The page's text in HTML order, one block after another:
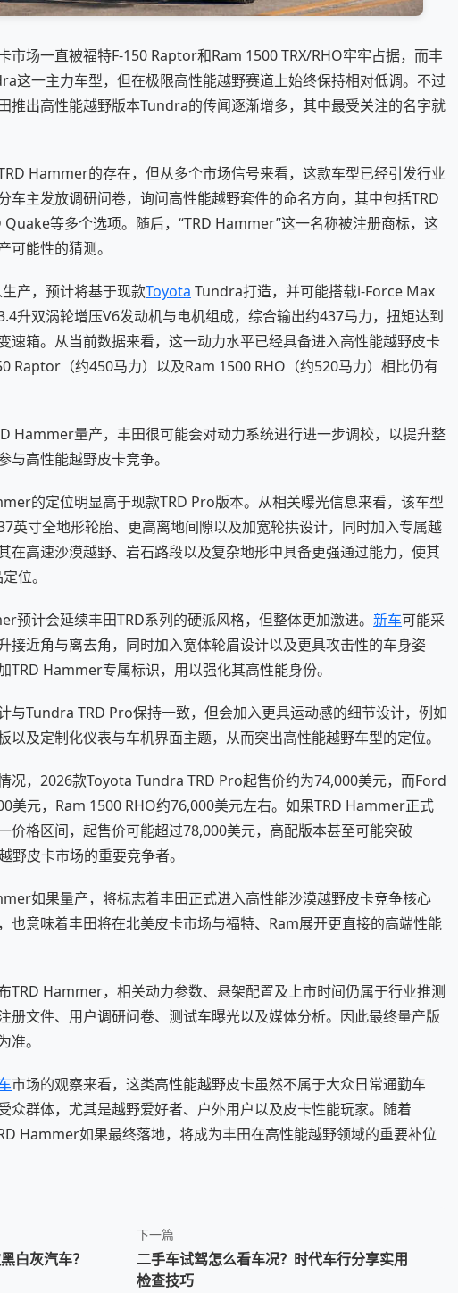
市场一直被福特F-150 Raptor和Ram 1500 TRX/RHO牢牢占据，而丰
这一主力车型，但在极限高性能越野赛道上始终保持相对低调。不过
推出高性能越野版本Tundra的传闻逐渐增多，其中最受关注的名字就
Hammer的存在，但从多个市场信号来看，这款车型已经引发行业
车主发放调研问卷，询问高性能越野套件的命名方向，其中包括TRD
等多个选项。随后，“TRD Hammer”这一名称被注册商标，这
可能性的猜测。
产，预计将基于现款Toyota Tundra打造，并可能搭载i-Force Max
升双涡轮增压V6发动机与电机组成，综合输出约437马力，扭矩达到
速箱。从当前数据来看，这一动力水平已经具备进入高性能越野皮卡
Raptor（约450马力）以及Ram 1500 RHO（约520马力）相比仍有
Hammer量产，丰田很可能会对动力系统进行进一步调校，以提升整
高性能越野皮卡竞争。
的定位明显高于现款TRD Pro版本。从相关曝光信息来看，该车型
英寸全地形轮胎、更高离地间隙以及加宽轮拱设计，同时加入专属越
在高速沙漠越野、岩石路段以及复杂地形中具备更强通过能力，使其
位。
预计会延续丰田TRD系列的硬派风格，但整体更加激进。 新车可能采
接近角与离去角，同时加入宽体轮眉设计以及更具攻击性的车身姿
TRD Hammer专属标识，用以强化其高性能身份。
与Tundra TRD Pro保持一致，但会加入更具运动感的细节设计，例如
以及定制化仪表与车机界面主题，从而突出高性能越野车型的定位。
况，2026款Toyota Tundra TRD Pro起售价约为74,000美元，而Ford
美元，Ram 1500 RHO约76,000美元左右。如果TRD Hammer正式
价格区间，起售价可能超过78,000美元，高配版本甚至可能突破
野皮卡市场的重要竞争者。
如果量产，将标志着丰田正式进入高性能沙漠越野皮卡竞争核心
也意味着丰田将在北美皮卡市场与福特、Ram展开更直接的高端性能
TRD Hammer，相关动力参数、悬架配置及上市时间仍属于行业推测
册文件、用户调研问卷、测试车曝光以及媒体分析。因此最终量产版
准。
市场的观察来看，这类高性能越野皮卡虽然不属于大众日常通勤车
众群体，尤其是越野爱好者、户外用户以及皮卡性能玩家。随着
Hammer如果最终落地，将成为丰田在高性能越野领域的重要补位
白灰汽车？
下一篇
二手车试驾怎么看车况？时代车行分享实用
检查技巧